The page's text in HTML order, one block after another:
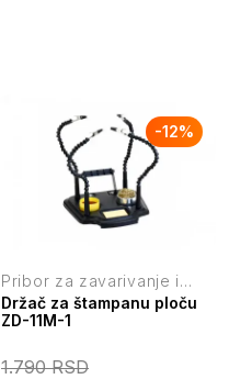
-12%
Pribor za zavarivanje i
lemljenje
Držač za štampanu ploču
ZD-11M-1
1.790RSD